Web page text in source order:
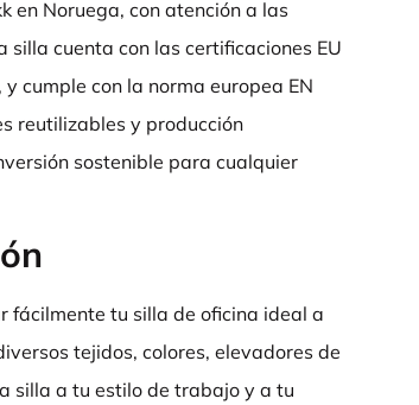
en Noruega, con atención a las
cuenta con las certificaciones EU
cumple con la norma europea EN
reutilizables y producción
sostenible para cualquier
fácilmente tu silla de oficina ideal a
tejidos, colores, elevadores de
silla a tu estilo de trabajo y a tu